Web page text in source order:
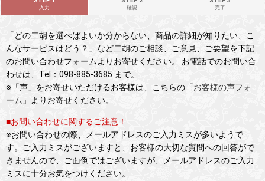
入力 確認 完了
「どの二胡を選べばよいか分からない、商品の詳細が知りたい、こ
んなサービスはどう？」など二胡のご相談、ご意見、ご要望を下記
のお問い合わせフォームよりお寄せください。 お電話でのお問い合
わせは、Tel：098-885-3685 まで。
※「声」をお寄せいただけるお客様は、こちらの 「お客様の声フォ
ーム」
よりお寄せください。
■お問い合わせに関するご注意！
※お問い合わせの際、メールアドレスのご入力ミスが多いようで
す。ご入力ミスがございますと、お客様の大切な質問への回答がで
きませんので、ご面倒ではございますが、メールアドレスのご入力
ミスに十分お気をつけください。